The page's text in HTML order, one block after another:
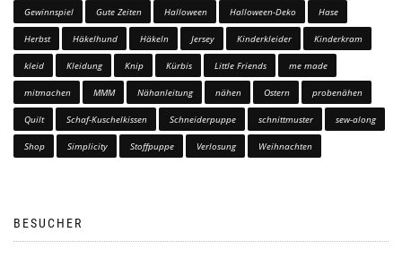
Gewinnspiel Gute Zeiten Halloween Halloween-Deko Hase
Herbst Häkelhund Häkeln Jersey Kinderkleider Kinderkram
kleid Kleidung Knip Kürbis Little Friends me made
mitmachen MMM Nähanleitung nähen Ostern probenähen
Quilt Schaf-Kuschelkissen Schneiderpuppe schnittmuster sew-along
Shop Simplicity Stoffpuppe Verlosung Weihnachten
BESUCHER